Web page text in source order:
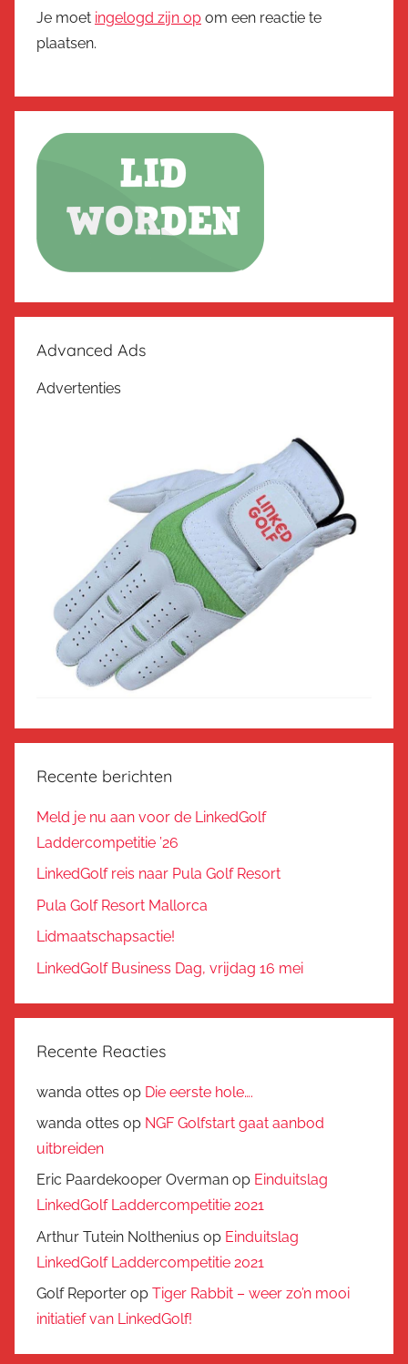
Je moet ingelogd zijn op om een reactie te
plaatsen.
Advanced Ads
Advertenties
Recente berichten
Meld je nu aan voor de LinkedGolf
Laddercompetitie ’26
LinkedGolf reis naar Pula Golf Resort
Pula Golf Resort Mallorca
Lidmaatschapsactie!
LinkedGolf Business Dag, vrijdag 16 mei
Recente Reacties
wanda ottes op Die eerste hole….
wanda ottes op NGF Golfstart gaat aanbod
uitbreiden
Eric Paardekooper Overman op Einduitslag
LinkedGolf Laddercompetitie 2021
Arthur Tutein Nolthenius op Einduitslag
LinkedGolf Laddercompetitie 2021
Golf Reporter op Tiger Rabbit – weer zo’n mooi
initiatief van LinkedGolf!